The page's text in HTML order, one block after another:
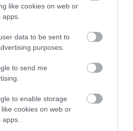
like cookies on web or
data to be sent to
purposes.
to send me
to enable storage
cookies on web or